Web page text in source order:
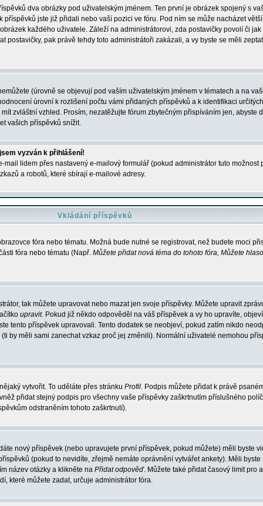
dva obrázky pod uživatelským jménem. Ten první je obrázek spojený s
jste již přidali nebo vaší pozici ve fóru. Pod ním se může nacházet
každého uživatele. Záleží na administrátorovi, zda postavičky povolí či
postavičky, pak právě tehdy toto administrátoři zakázali, a vy byste se měli
(úrovně se objevují pod vaším uživatelským jménem v tématech a na
úrovní k rozlišení počtu vámi přidaných příspěvků a k identifikaci
zvláštní vzhled. Prosím, nezatěžujte fórum zbytečným přispíváním jen, abyste
vašich příspěvků snížit.
vyzván k přihlášení!
lidem přes nastavený e-mailový formulář (pokud administrátor tuto možnost
a robotů, které sbírají e-mailové adresy.
Vkládání příspěvků
fóra nebo tématu. Možná bude nutné se registrovat, než budete moci
fóra nebo tématu (Např. Můžete přidat nová téma do tohoto fóra, Můžete
tak můžete upravovat nebo mazat jen svoje příspěvky. Můžete upravit
upravit. Pokud již někdo odpověděl na váš příspěvek a vy ho upravíte,
tento příspěvek upravovali. Tento dodatek se neobjeví, pokud zatím nikdo
by měli sami zanechat vzkaz proč jej změnili). Normální uživatelé nemohou
vytvořit. To uděláte přes stránku Profil. Podpis můžete přidat k právě
přidat stejný podpis pro všechny vaše příspěvky zaškrtnutím příslušného
odstraněním tohoto zaškrtnutí).
nový příspěvek (nebo upravujete první příspěvek, pokud můžete) měli byste
(pokud to nevidíte, zřejmě nemáte oprávnění vytvářet ankety). Měli byste
název otázky a klikněte na Přidat odpověď. Můžete také přidat časový limit pro
které můžete zadat, určuje administrátor fóra.